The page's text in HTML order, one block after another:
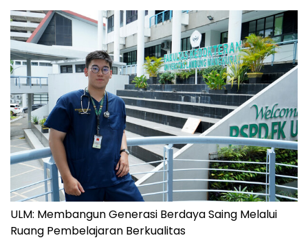
ULM: Membangun Generasi Berdaya Saing Melalui
Ruang Pembelajaran Berkualitas